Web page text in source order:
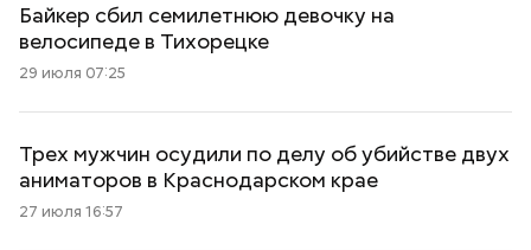
Байкер сбил семилетнюю девочку на
велосипеде в Тихорецке
29 июля 07:25
Трех мужчин осудили по делу об убийстве двух
аниматоров в Краснодарском крае
27 июля 16:57